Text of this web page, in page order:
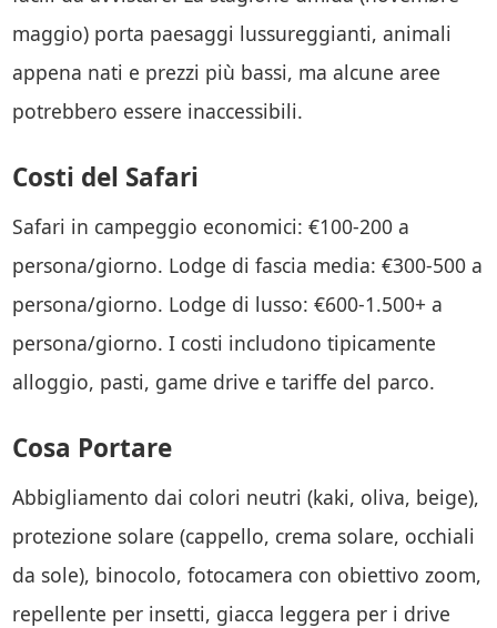
maggio) porta paesaggi lussureggianti, animali
appena nati e prezzi più bassi, ma alcune aree
potrebbero essere inaccessibili.
Costi del Safari
Safari in campeggio economici: €100-200 a
persona/giorno. Lodge di fascia media: €300-500 a
persona/giorno. Lodge di lusso: €600-1.500+ a
persona/giorno. I costi includono tipicamente
alloggio, pasti, game drive e tariffe del parco.
Cosa Portare
Abbigliamento dai colori neutri (kaki, oliva, beige),
protezione solare (cappello, crema solare, occhiali
da sole), binocolo, fotocamera con obiettivo zoom,
repellente per insetti, giacca leggera per i drive